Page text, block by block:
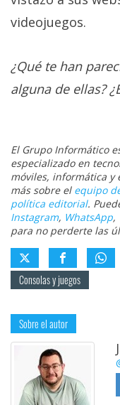
videojuegos.
¿Qué te han
alguna de ellas?
El Grupo Informático
especializado en
móviles, informática y
más sobre el equipo
política editorial.
Instagram, WhatsApp,
para no perderte las
Consolas y juegos
Sobre el autor